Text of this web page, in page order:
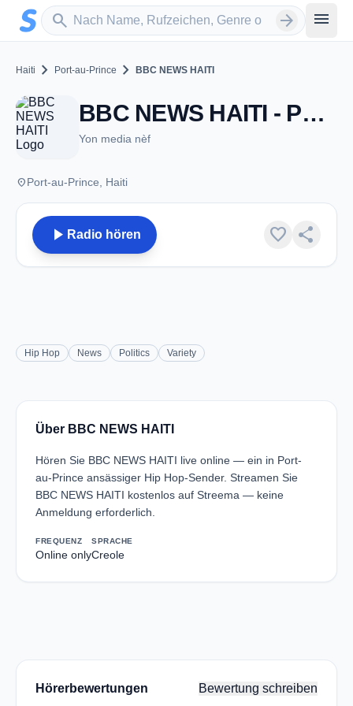
Zum Hauptinhalt springen
search
Sender suchen arrow_forward menu
Haiti chevron_right Port-au-Prince chevron_right BBC NEWS HAITI
BBC NEWS HAITI - Port-au-Prince
Yon media nèf
placePort-au-Prince, Haiti
play_arrow Radio hören favorite share
Hip Hop News Politics Variety
Über BBC NEWS HAITI
Hören Sie BBC NEWS HAITI live online — ein in Port-
au-Prince ansässiger Hip Hop-Sender. Streamen Sie
BBC NEWS HAITI kostenlos auf Streema — keine
Anmeldung erforderlich.
FREQUENZ
Online only
SPRACHE
Creole
Hörerbewertungen Bewertung schreiben